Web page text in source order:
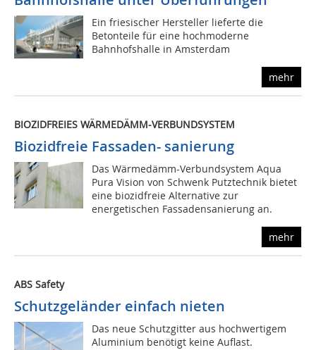
Ein friesischer Hersteller lieferte die
Betonteile für eine hochmoderne
Bahnhofshalle in Amsterdam
mehr
BIOZIDFREIES WÄRMEDÄMM-VERBUNDSYSTEM
Biozidfreie Fassaden- sanierung
Das Wärmedämm-Verbundsystem Aqua
Pura Vision von Schwenk Putztechnik bietet
eine biozidfreie Alternative zur
energetischen Fassadensanierung an.
mehr
ABS Safety
Schutzgeländer einfach nieten
Das neue Schutzgitter aus hochwertigem
Aluminium benötigt keine Auflast.